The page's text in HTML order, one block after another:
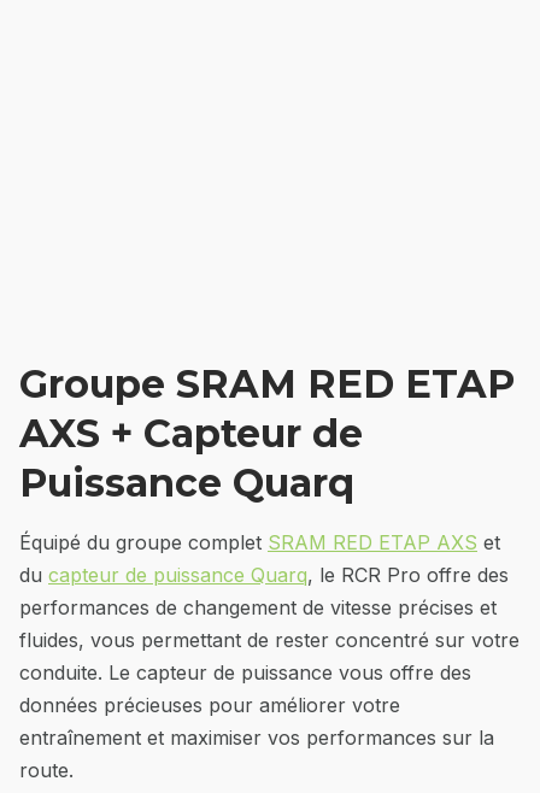
Groupe SRAM RED ETAP
AXS + Capteur de
Puissance Quarq
Équipé du groupe complet SRAM RED ETAP AXS et
du capteur de puissance Quarq, le RCR Pro offre des
performances de changement de vitesse précises et
fluides, vous permettant de rester concentré sur votre
conduite. Le capteur de puissance vous offre des
données précieuses pour améliorer votre
entraînement et maximiser vos performances sur la
route.